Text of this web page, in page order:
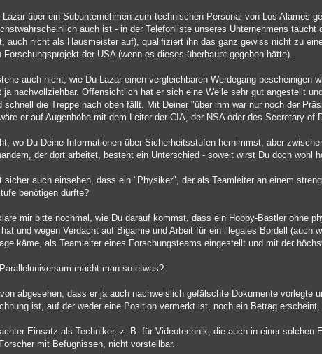
Lazar über ein Subunternehmen zum technischen Personal von Los Alamos
auch ist - in der Telefonliste unseres Unternehmens taucht
auch nicht als Hausmeister auf), qualifiziert ihn das ganz gewiss nicht zu
Forschungsprojekt der USA (wenn es dieses überhaupt gegeben hätte).
auch nicht, wie Du Lazar einen vergleichbaren Werdegang bescheinigen
ja nachvollziehbar. Offensichtlich hat er sich eine Weile sehr gut angestellt
schnell die Treppe nach oben fällt. Mit Deiner "über ihm war nur noch der
er auf Augenhöhe mit dem Leiter der CIA, der NSA oder des Secretary
wo Du Deine Informationen über Sicherheitsstufen hernimmst, aber
der dort arbeitet, besteht ein Unterschied - soweit wirst Du doch wohl
sicher auch einsehen, dass ein "Physiker", der als Teamleiter an einem
benötigen dürfte?
mir bitte nochmal, wie Du darauf kommst, dass ein Hobby-Bastler ohne
und wegen Verdacht auf Bigamie und Arbeit für ein illegales Bordell (auch
käme, als Teamleiter eines Forschungsteams eingestellt und mit der
macht man so etwas?
abgesehen, dass er ja auch nachweislich gefälschte Dokumente vorlegte
ist, auf der weder eine Position vermerkt ist, noch ein Betrag
Einsatz als Techniker, z. B. für Videotechnik, die auch in einer solchen
mit Befugnissen, nicht vorstellbar.